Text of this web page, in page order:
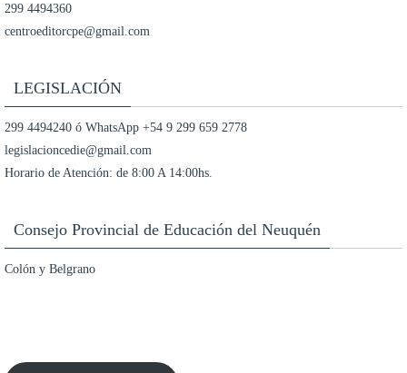
299 4494360
centroeditorcpe@gmail.com
LEGISLACIÓN
299 4494240 ó WhatsApp +54 9 299 659 2778
legislacioncedie@gmail.com
Horario de Atención: de 8:00 A 14:00hs.
Consejo Provincial de Educación del Neuquén
Colón y Belgrano